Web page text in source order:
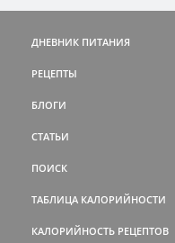
ДНЕВНИК ПИТАНИЯ
РЕЦЕПТЫ
БЛОГИ
СТАТЬИ
ПОИСК
ТАБЛИЦА КАЛОРИЙНОСТИ
КАЛОРИЙНОСТЬ РЕЦЕПТОВ